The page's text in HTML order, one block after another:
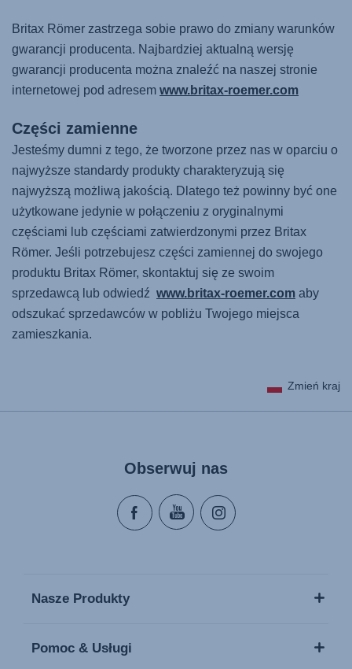
Britax Römer zastrzega sobie prawo do zmiany warunków
gwarancji producenta. Najbardziej aktualną wersję
gwarancji producenta można znaleźć na naszej stronie
internetowej pod adresem www.britax-roemer.com
Części zamienne
Jesteśmy dumni z tego, że tworzone przez nas w oparciu o
najwyższe standardy produkty charakteryzują się
najwyższą możliwą jakością. Dlatego też powinny być one
użytkowane jedynie w połączeniu z oryginalnymi
częściami lub częściami zatwierdzonymi przez Britax
Römer. Jeśli potrzebujesz części zamiennej do swojego
produktu Britax Römer, skontaktuj się ze swoim
sprzedawcą lub odwiedź www.britax-roemer.com aby
odszukać sprzedawców w pobliżu Twojego miejsca
zamieszkania.
Zmień kraj
Obserwuj nas
Nasze Produkty
Pomoc & Usługi